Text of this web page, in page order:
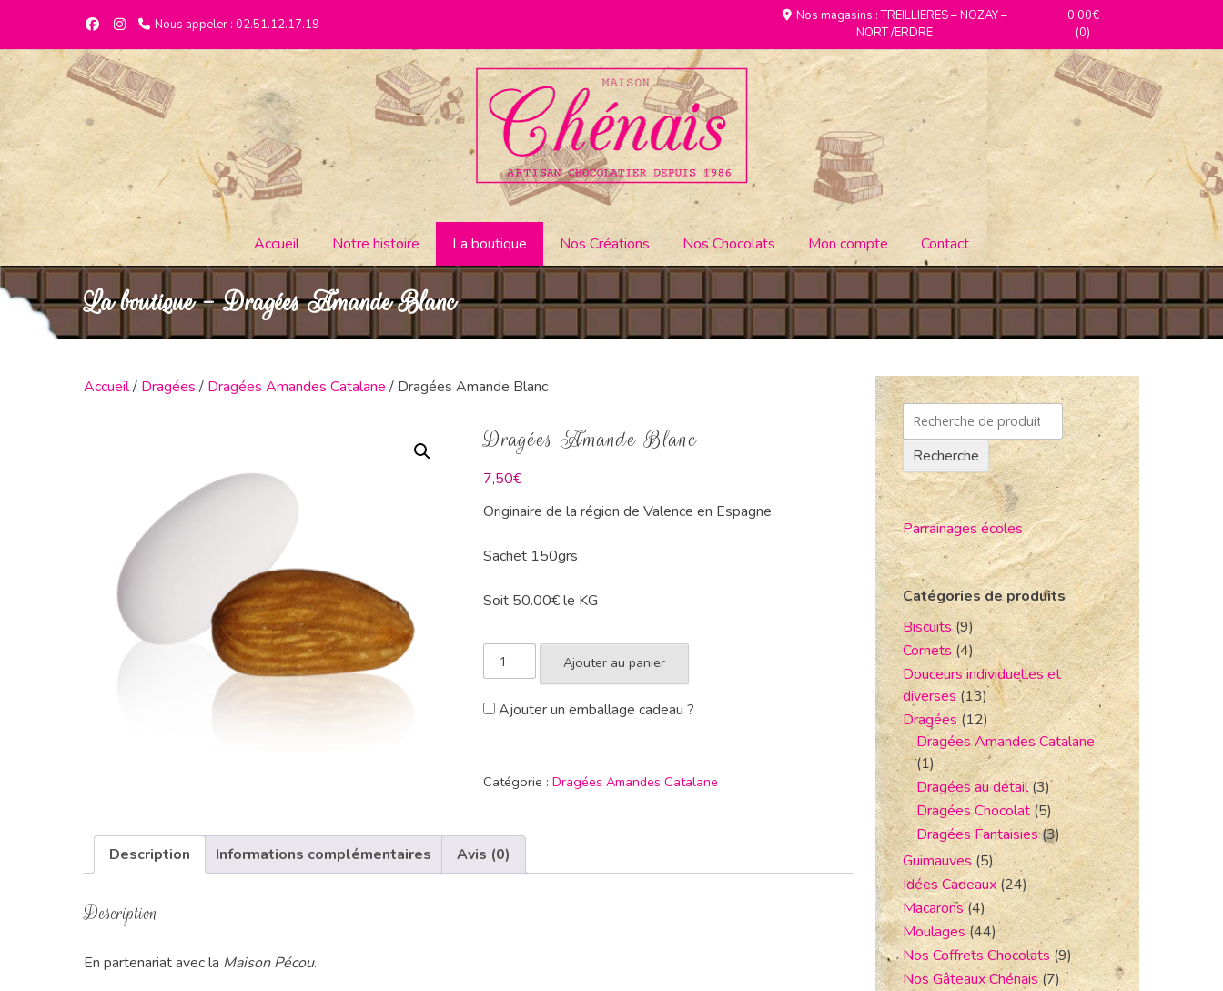
Nous appeler : 02.51.12.17.19
Nos magasins : TREILLIERES – NOZAY –
NORT /ERDRE
0,00€
(0)
Accueil Notre histoire La boutique Nos Créations Nos Chocolats Mon compte Contact
La boutique - Dragées Amande Blanc
Accueil/ Dragées / Dragées Amandes Catalane / Dragées Amande Blanc
Dragées Amande Blanc
7,50€
Originaire de la région de Valence en Espagne
Sachet 150grs
Soit 50.00€ le KG
Ajouter au panier
Ajouter un emballage cadeau ?
Catégorie :Dragées Amandes Catalane
Description Informations complémentaires Avis (0)
Description
En partenariat avec la Maison Pécou.
Recherche
Parrainages écoles
Catégories de produits
Biscuits (9)
Cornets (4)
Douceurs individuelles et
diverses (13)
Dragées (12)
Dragées Amandes Catalane
(1)
Dragées au détail (3)
Dragées Chocolat (5)
Dragées Fantaisies(3)
Guimauves (5)
Idées Cadeaux(24)
Macarons(4)
Moulages(44)
Nos Coffrets Chocolats (9)
Nos Gâteaux Chénais (7)